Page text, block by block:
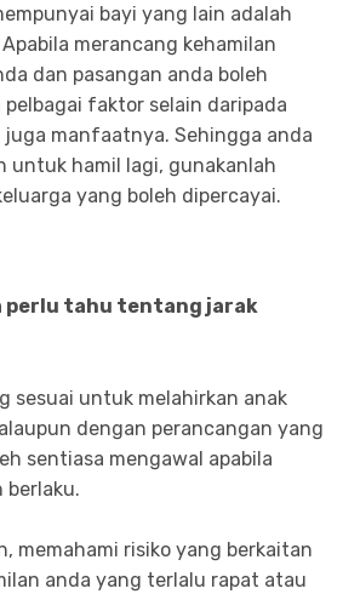
bayi yang lain adalah
merancang kehamilan
dan pasangan anda boleh
faktor selain daripada
manfaatnya. Sehingga anda
untuk hamil lagi, gunakanlah
yang boleh dipercayai.
perlu tahu tentang jarak
sesuai untuk melahirkan anak
dengan perancangan yang
sentiasa mengawal apabila
berlaku.
memahami risiko yang berkaitan
anda yang terlalu rapat atau